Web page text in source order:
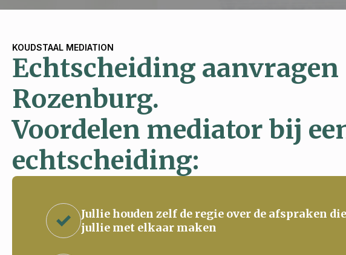
KOUDSTAAL MEDIATION
Echtscheiding aanvragen
Rozenburg.
Voordelen mediator bij
echtscheiding:
Jullie houden zelf de regie over de afspraken die
jullie met elkaar maken